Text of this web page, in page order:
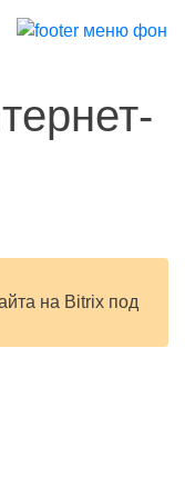
на Bitrix под